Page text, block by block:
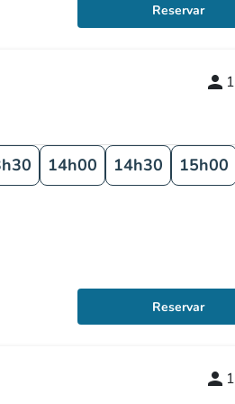
Reservar
person 1
14h00 14h30
15h00
Reservar
person 1